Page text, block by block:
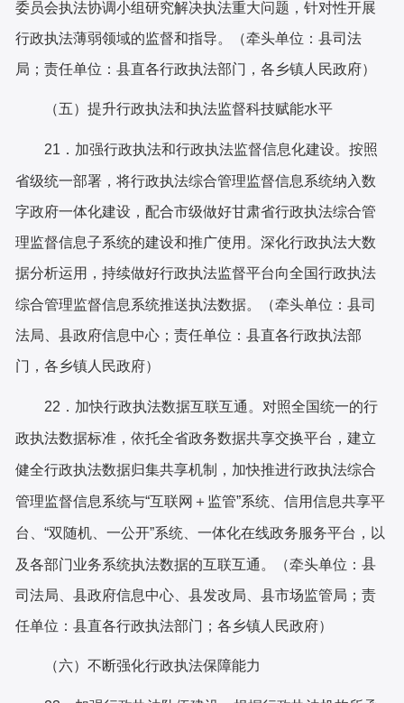
委员会执法协调小组研究解决执法重大问题，针对性开展
行政执法薄弱领域的监督和指导。（牵头单位：县司法
局；责任单位：县直各行政执法部门，各乡镇人民政府）
（五）提升行政执法和执法监督科技赋能水平
21 ．加强行政执法和行政执法监督信息化建设。按照
省级统一部署，将行政执法综合管理监督信息系统纳入数
字政府一体化建设， 配合市级做好甘肃省行政执法综合管
理监督信息子系统的建设和推广使用。深化行政执法大数
据分析运用，持续做好行政执法监督平台向全国行政执法
综合管理监督信息系统推送执法数据。（牵头单位：县司
法局、县政府信息中心 ；责任单位：县直各行政执法部
门，各乡镇人民政府）
22 ．加快行政执法数据互联互通。 对照全国统一的行
政执法数据标准，依托全省政务数据共享交换平台，建立
健全行政执法数据归集共享机制，加快推进行政执法综合
管理监督信息系统与“互联网＋监管”系统、信用信息共享平
台、“双随机、一公开”系统、一体化在线政务服务平台，以
及各部门业务系统执法数据的互联互通。（牵头单位：县
司法局、县政府信息中心、县发改局 、县市场监管局；责
任单位：县直各行政执法部门；各乡镇人民政府）
（六）不断强化行政执法保障能力